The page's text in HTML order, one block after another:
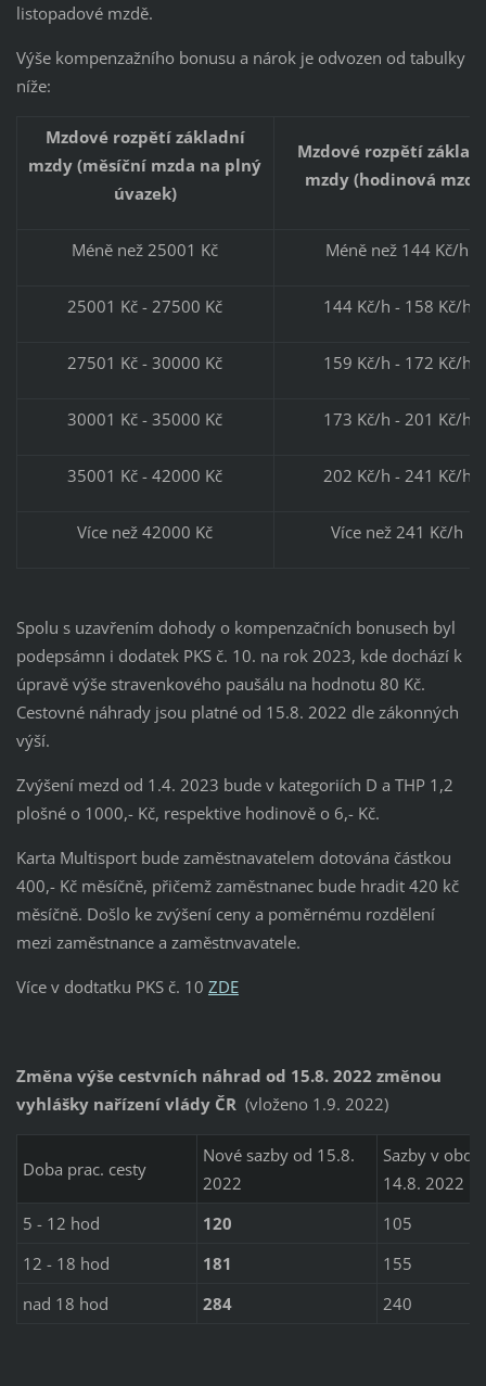
listopadové mzdě.
Výše kompenzažního bonusu a nárok je odvozen od tabulky
níže:
Mzdové rozpětí základní
mzdy (měsíční mzda na plný
úvazek)
Mzdové rozpětí
mzdy (hodinová
Méně než 25001 Kč Méně než 144 Kč/h
25001 Kč - 27500 Kč 144 Kč/h - 158 Kč/h
27501 Kč - 30000 Kč 159 Kč/h - 172 Kč/h
30001 Kč - 35000 Kč 173 Kč/h - 201 Kč/h
35001 Kč - 42000 Kč 202 Kč/h - 241 Kč/h
Více než 42000 Kč Více než 241 Kč/h
Spolu s uzavřením dohody o kompenzačních bonusech byl
podepsámn i dodatek PKS č. 10. na rok 2023, kde dochází k
úpravě výše stravenkového paušálu na hodnotu 80 Kč.
Cestovné náhrady jsou platné od 15.8. 2022 dle zákonných
výší.
Zvýšení mezd od 1.4. 2023 bude v kategoriích D a THP 1,2
plošné o 1000,- Kč, respektive hodinově o 6,- Kč.
Karta Multisport bude zaměstnavatelem dotována částkou
400,- Kč měsíčně, přičemž zaměstnanec bude hradit 420 kč
měsíčně. Došlo ke zvýšení ceny a poměrnému rozdělení
mezi zaměstnance a zaměstnvavatele.
Více v dodtatku PKS č. 10 ZDE
Změna výše cestvních náhrad od 15.8. 2022 změnou
vyhlášky nařízení vlády ČR (vloženo 1.9. 2022)
Doba prac. cesty
Nové sazby od 15.8.
2022
Sazby v
14.8. 2022
5 - 12 hod
120
105
12 - 18 hod
181
155
nad 18 hod
284 240